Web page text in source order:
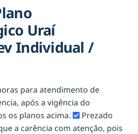
Uraí
Individual /
para atendimento de
após a vigência do
os planos acima.
Prezado
a carência com atenção, pois